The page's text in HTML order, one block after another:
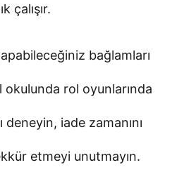
çalışır.
bağlamları
okulunda rol oyunlarında
deneyin, iade zamanını
etmeyi unutmayın.